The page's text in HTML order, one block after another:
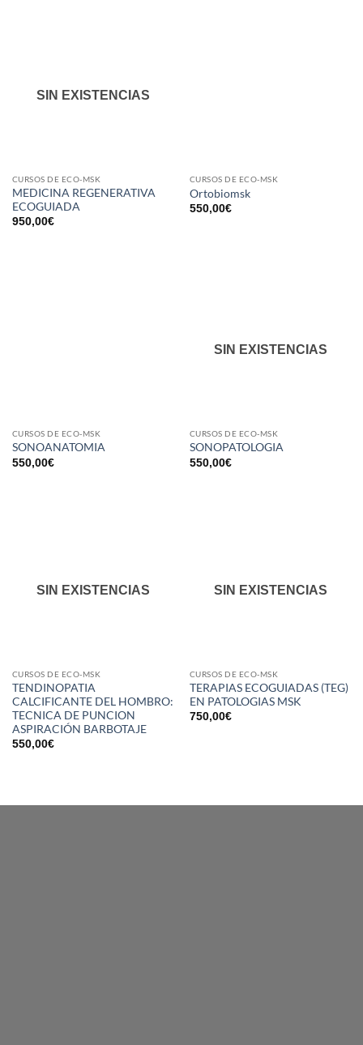
SIN EXISTENCIAS
CURSOS DE ECO-MSK
MEDICINA REGENERATIVA
ECOGUIADA
950,00€
CURSOS DE ECO-MSK
Ortobiomsk
550,00€
CURSOS DE ECO-MSK
SONOANATOMIA
550,00€
SIN EXISTENCIAS
CURSOS DE ECO-MSK
SONOPATOLOGIA
550,00€
SIN EXISTENCIAS
CURSOS DE ECO-MSK
TENDINOPATIA
CALCIFICANTE DEL HOMBRO:
TECNICA DE PUNCION
ASPIRACIÓN BARBOTAJE
550,00€
SIN EXISTENCIAS
CURSOS DE ECO-MSK
TERAPIAS ECOGUIADAS (TEG)
EN PATOLOGIAS MSK
750,00€